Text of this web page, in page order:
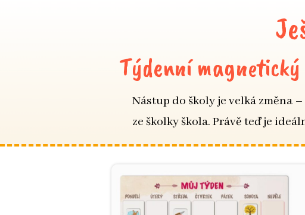
Týdenní
Nástup do školy je velká změna
ze školky škola. Právě teď je